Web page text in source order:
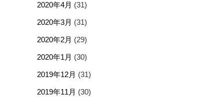
2020年4月 (31)
2020年3月 (31)
2020年2月 (29)
2020年1月 (30)
2019年12月 (31)
2019年11月 (30)